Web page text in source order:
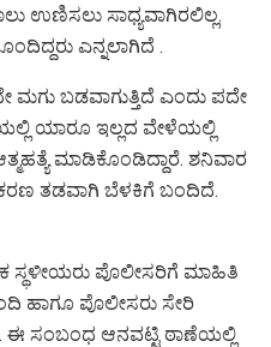
ಉಣಿಸಲು ಸಾಧ್ಯವಾಗಿರಲಿಲ್ಲ.
ಎನ್ನಲಾಗಿದೆ .
ಮಗು ಬಡವಾಗುತ್ತಿದೆ ಎಂದು ಪದೇ
ಯಾರೂ ಇಲ್ಲದ ವೇಳೆಯಲ್ಲಿ
ಮಾಡಿಕೊಂಡಿದ್ದಾರೆ. ಶನಿವಾರ
ತಡವಾಗಿ ಬೆಳಕಿಗೆ ಬಂದಿದೆ.
ಸ್ಥಳೀಯರು ಪೊಲೀಸರಿಗೆ ಮಾಹಿತಿ
ಹಾಗೂ ಪೊಲೀಸರು ಸೇರಿ
ಈ ಸಂಬಂಧ ಆನವಟ್ಟಿ ಠಾಣೆಯಲ್ಲಿ